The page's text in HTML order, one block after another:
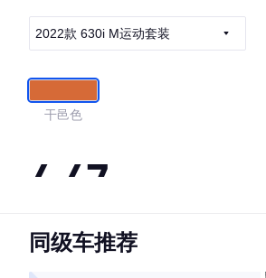
2022款 630i M运动套装
干邑色
4.47
·外观表现较为优秀，优于76%同级车
同级车推荐